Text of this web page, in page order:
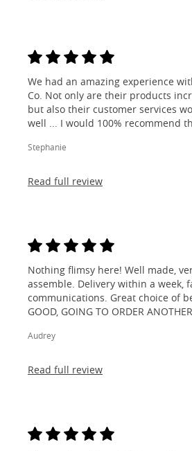
We had an amazing experience
Co. Not only are their products
but also their customer services
well ... I would 100% recommend
Stephanie
Read full review
Nothing flimsy here! Well made,
assemble. Delivery within a week,
communications. Great choice of
GOOD, GOING TO ORDER
Audrey
Read full review